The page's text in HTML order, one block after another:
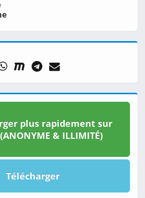
plus rapidement sur
& ILLIMITÉ)
Télécharger